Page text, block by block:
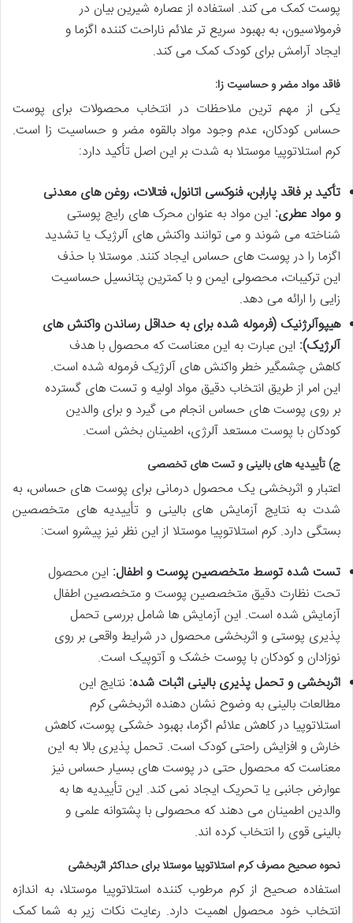
پوست کمک می کند. استفاده از عصاره شیرین بیان در
فرمولاسیون، به بهبود سریع تر علائم ناراحت کننده اگزما و
ایجاد آرامش برای کودک کمک می کند.
فاقد مواد مضر و حساسیت زا:
یکی از مهم ترین ملاحظات در انتخاب محصولات برای پوست
حساس کودکان، عدم وجود مواد بالقوه مضر و حساسیت زا است.
کرم استلاتوپیا موستلا به شدت بر این اصل تأکید دارد:
تأکید بر فاقد پارابن، فنوکسی اتانول، فتالات، روغن های معدنی
و مواد عطری: این مواد به عنوان محرک های رایج پوستی
شناخته می شوند و می توانند واکنش های آلرژیک یا تشدید
اگزما را در پوست های حساس ایجاد کنند. موستلا با حذف
این ترکیبات، محصولی ایمن و با کمترین پتانسیل حساسیت
زایی را ارائه می دهد.
هیپوآلرژنیک (فرموله شده برای به حداقل رساندن واکنش های
آلرژیک): این عبارت به این معناست که محصول با هدف
کاهش چشمگیر خطر واکنش های آلرژیک فرموله شده است.
این امر از طریق انتخاب دقیق مواد اولیه و تست های گسترده
بر روی پوست های حساس انجام می گیرد و برای والدین
کودکان با پوست مستعد آلرژی، اطمینان بخش است.
ج) تأییدیه های بالینی و تست های تخصصی
اعتبار و اثربخشی یک محصول درمانی برای پوست های حساس، به
شدت به نتایج آزمایش های بالینی و تأییدیه های متخصصین
بستگی دارد. کرم استلاتوپیا موستلا از این نظر نیز پیشرو است:
تست شده توسط متخصصین پوست و اطفال: این محصول
تحت نظارت دقیق متخصصین پوست و متخصصین اطفال
آزمایش شده است. این آزمایش ها شامل بررسی تحمل
پذیری پوستی و اثربخشی محصول در شرایط واقعی بر روی
نوزادان و کودکان با پوست خشک و آتوپیک است.
اثربخشی و تحمل پذیری بالینی اثبات شده: نتایج این
مطالعات بالینی به وضوح نشان دهنده اثربخشی کرم
استلاتوپیا در کاهش علائم اگزما، بهبود خشکی پوست، کاهش
خارش و افزایش راحتی کودک است. تحمل پذیری بالا به این
معناست که محصول حتی در پوست های بسیار حساس نیز
عوارض جانبی یا تحریک ایجاد نمی کند. این تأییدیه ها به
والدین اطمینان می دهند که محصولی با پشتوانه علمی و
بالینی قوی را انتخاب کرده اند.
نحوه صحیح مصرف کرم استلاتوپیا موستلا برای حداکثر اثربخشی
استفاده صحیح از کرم مرطوب کننده استلاتوپیا موستلا، به اندازه
انتخاب خود محصول اهمیت دارد. رعایت نکات زیر به شما کمک